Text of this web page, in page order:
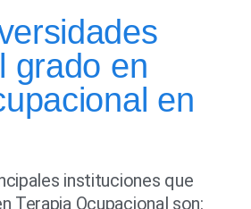
grado en
en
instituciones que
Terapia Ocupacional son: